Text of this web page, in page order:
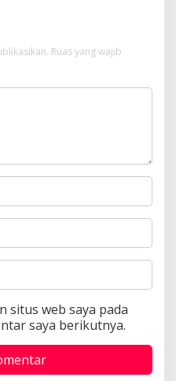
Ruas yang wajib
situs web saya pada
saya berikutnya.